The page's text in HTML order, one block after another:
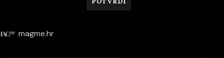
magme.hr